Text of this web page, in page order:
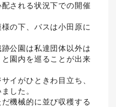
される状況下での開催
の下、バスは小田原に
公園は私達団体以外は
園内を巡ることが出来
イがひときわ目立ち、
した。
機械的に並び収穫する